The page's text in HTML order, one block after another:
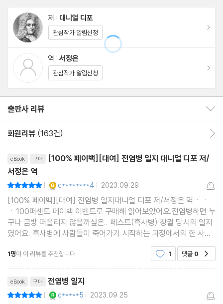
저 : 대니얼 디포
관심작가 알림신청
역 : 서정은
관심작가 알림신청
출판사 리뷰
회원리뷰 (163건)
eBook 구매
[100% 페이백][대여] 전염병 일지 대니얼 디포 저/
서정은 역
| c********4 | 2023.09.29
[100% 페이백][대여] 전염병 일지대니얼 디포 저/서정은 역ㆍㆍ
ㆍ100퍼센트 페이백 이벤트로 구매해 읽어보았어요.전염병하면 누
구나 금방 떠올리지 않을까싶은.. 페스트(흑사병) 창궐 당시의 일지
였어요. 흑사병에 사람들이 죽어가기 시작하는 과정에서의 한 사람
으로서의 기록에 더욱 그 상황에 몰입하면서 읽을 수 있었어요. 흑사
병이란 걸 처음 알았을 당시에도 무시무시하다고 느꼈
1명이 이 리뷰를 추천합니다. 1 댓글 0
eBook 구매 전염병 일지
| c*****5 | 2023.09.25